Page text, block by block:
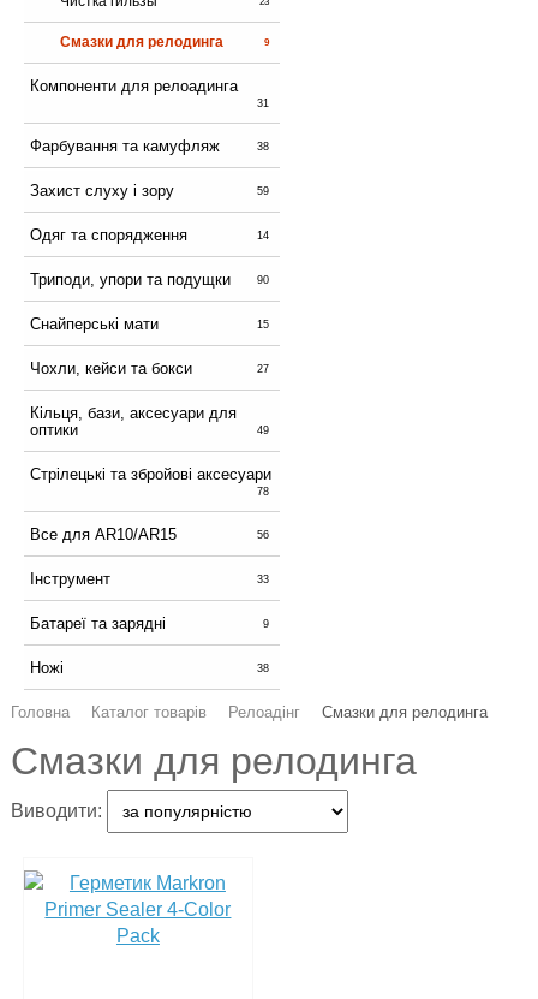
Смазки для релодинга 9
Компоненти для релоадинга
31
Фарбування та камуфляж 38
Захист слуху і зору 59
Одяг та спорядження 14
Триподи, упори та подущки 90
Снайперські мати 15
Чохли, кейси та бокси 27
Кільця, бази, аксесуари для
оптики
49
Стрілецькі та збройові аксесуари
78
Все для AR10/AR15 56
Інструмент 33
Батареї та зарядні 9
Ножі 38
Головна Каталог товарів Релоадінг Смазки для релодинга
Смазки для релодинга
Виводити: